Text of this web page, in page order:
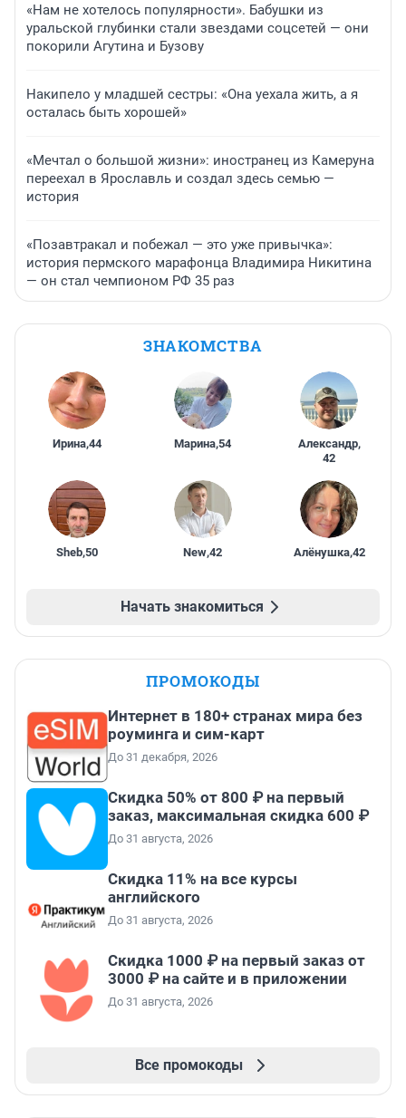
«Нам не хотелось популярности». Бабушки из
уральской глубинки стали звездами соцсетей — они
покорили Агутина и Бузову
Накипело у младшей сестры: «Она уехала жить, а я
осталась быть хорошей»
«Мечтал о большой жизни»: иностранец из Камеруна
переехал в Ярославль и создал здесь семью —
история
«Позавтракал и побежал — это уже привычка»:
история пермского марафонца Владимира Никитина
— он стал чемпионом РФ 35 раз
ЗНАКОМСТВА
Ирина,44 Марина,54 Александр,
42
Sheb,50 New,42 Алёнушка,42
Начать знакомиться
ПРОМОКОДЫ
Интернет в 180+ странах мира без
роуминга и сим-карт
До 31 декабря, 2026
Скидка 50% от 800 ₽ на первый
заказ, максимальная скидка 600 ₽
До 31 августа, 2026
Скидка 11% на все курсы
английского
До 31 августа, 2026
Скидка 1000 ₽ на первый заказ от
3000 ₽ на сайте и в приложении
До 31 августа, 2026
Все промокоды